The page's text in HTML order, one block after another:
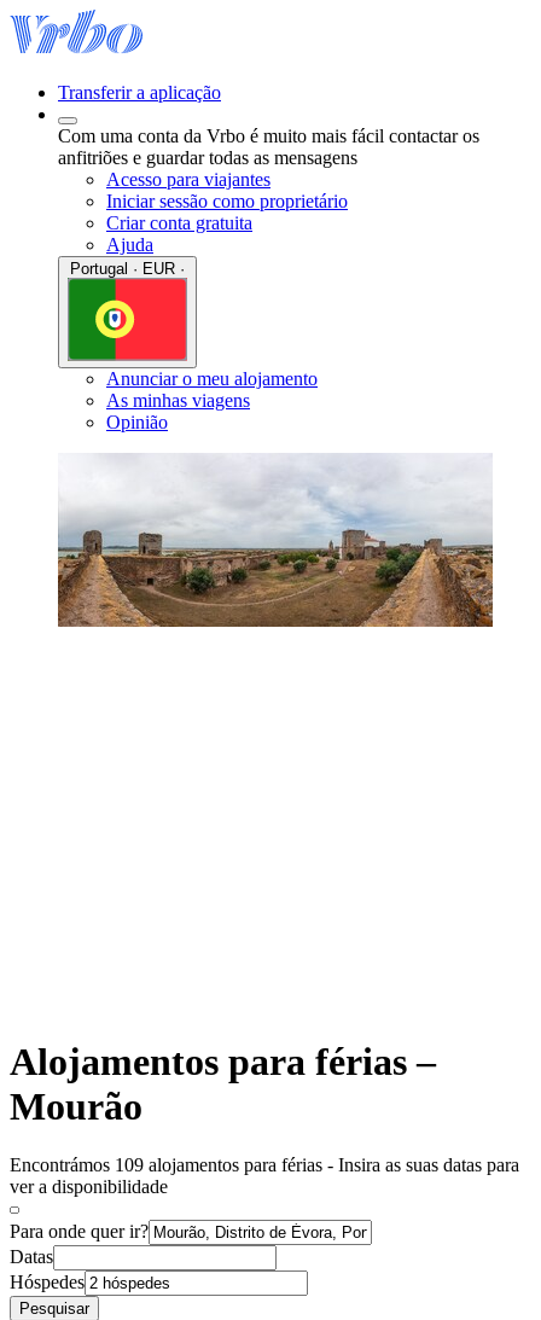
Transferir a aplicação
Com uma conta da Vrbo é muito mais fácil contactar os
anfitriões e guardar todas as mensagens
Acesso para viajantes
Iniciar sessão como proprietário
Criar conta gratuita
Ajuda
Anunciar o meu alojamento
As minhas viagens
Opinião
Alojamentos para férias –
Mourão
Encontrámos 109 alojamentos para férias - Insira as suas datas para
ver a disponibilidade
Para onde quer ir?
Datas
Hóspedes
Pesquisar